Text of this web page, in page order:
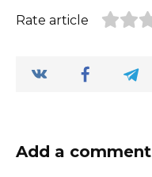
Rate article
Add a comment